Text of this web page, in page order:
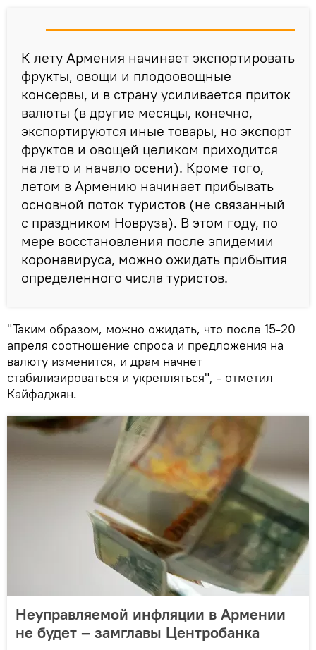
К лету Армения начинает экспортировать
фрукты, овощи и плодоовощные
консервы, и в страну усиливается приток
валюты (в другие месяцы, конечно,
экспортируются иные товары, но экспорт
фруктов и овощей целиком приходится
на лето и начало осени). Кроме того,
летом в Армению начинает прибывать
основной поток туристов (не связанный
с праздником Новруза). В этом году, по
мере восстановления после эпидемии
коронавируса, можно ожидать прибытия
определенного числа туристов.
"Таким образом, можно ожидать, что после 15-20
апреля соотношение спроса и предложения на
валюту изменится, и драм начнет
стабилизироваться и укрепляться", - отметил
Кайфаджян.
Неуправляемой инфляции в Армении
не будет – замглавы Центробанка